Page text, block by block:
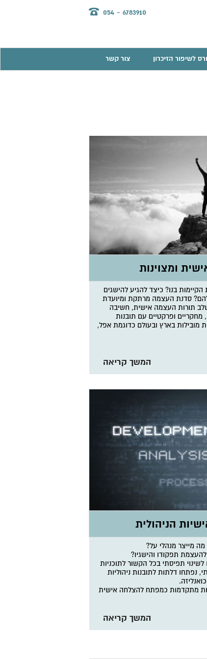
לשיפור הזיכרון צור קשר
054 - 6783910
בנו? כיצד להגיע להישגים
להם? סדנת העצמה מרתקת ומיועדת
תורות העצמה אישית, חשיבה
ופרקטיים עם תובנות
מובילות בארץ ובעולם כדוגמת אפל,
ומצוינות
המשך קריאה
מה מייצר מנהלי על?
להעצמת תפקודו והישגיו?
תפיסתי בכל הקשור לתוכניות
נפתחו דלתות לתובנות ניהוליות
מתקדמות כמפתח להצלחה אישית
הניהולית
המשך קריאה